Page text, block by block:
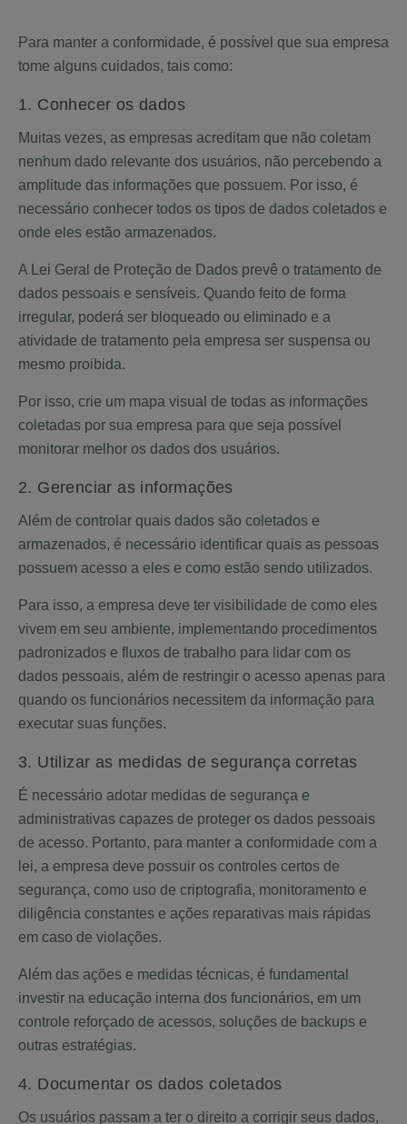
Para manter a conformidade, é possível que sua empresa
tome alguns cuidados, tais como:
1. Conhecer os dados
Muitas vezes, as empresas acreditam que não coletam
nenhum dado relevante dos usuários, não percebendo a
amplitude das informações que possuem. Por isso, é
necessário conhecer todos os tipos de dados coletados e
onde eles estão armazenados.
A Lei Geral de Proteção de Dados prevê o tratamento de
dados pessoais e sensíveis. Quando feito de forma
irregular, poderá ser bloqueado ou eliminado e a
atividade de tratamento pela empresa ser suspensa ou
mesmo proibida.
Por isso, crie um mapa visual de todas as informações
coletadas por sua empresa para que seja possível
monitorar melhor os dados dos usuários.
2. Gerenciar as informações
Além de controlar quais dados são coletados e
armazenados, é necessário identificar quais as pessoas
possuem acesso a eles e como estão sendo utilizados.
Para isso, a empresa deve ter visibilidade de como eles
vivem em seu ambiente, implementando procedimentos
padronizados e fluxos de trabalho para lidar com os
dados pessoais, além de restringir o acesso apenas para
quando os funcionários necessitem da informação para
executar suas funções.
3. Utilizar as medidas de segurança corretas
É necessário adotar medidas de segurança e
administrativas capazes de proteger os dados pessoais
de acesso. Portanto, para manter a conformidade com a
lei, a empresa deve possuir os controles certos de
segurança, como uso de criptografia, monitoramento e
diligência constantes e ações reparativas mais rápidas
em caso de violações.
Além das ações e medidas técnicas, é fundamental
investir na educação interna dos funcionários, em um
controle reforçado de acessos, soluções de backups e
outras estratégias.
4. Documentar os dados coletados
Os usuários passam a ter o direito a corrigir seus dados,